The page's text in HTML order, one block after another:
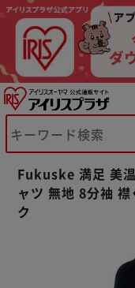
Fukuske 満足 美
ャツ 無地 8分袖
ク